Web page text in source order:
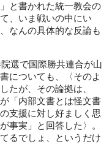
と書かれた統一教会の
、いま戦いの中にい
なんの具体的な反論も
選で国際勝共連合が山
についても、〈そのよ
たが、その論拠は、
「内部文書とは怪文書
支援に対し好ましく思
事実」と回答した〉。
るでしょ、というだけ